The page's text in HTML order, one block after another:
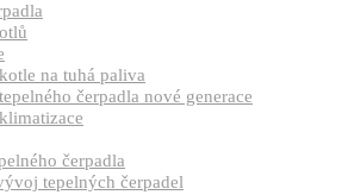
na tuhá paliva
čerpadla nové generace
čerpadla
tepelných čerpadel